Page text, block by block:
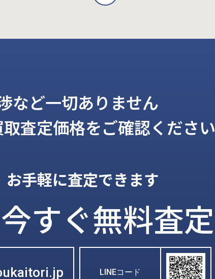
など一切ありません
査定価格をご確認ください
お手軽に査定できます
今すぐ無料査定
LINEコード